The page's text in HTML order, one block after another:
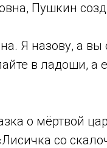
Пушкин
Я назову, а вы
в ладоши, а
о мёртвой
со